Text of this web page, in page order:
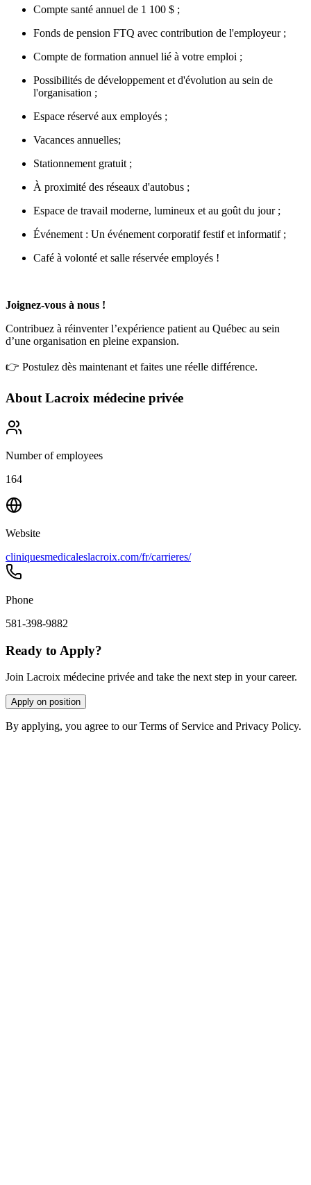
Compte santé annuel de 1 100 $ ;
Fonds de pension FTQ avec contribution de l'employeur ;
Compte de formation annuel lié à votre emploi ;
Possibilités de développement et d'évolution au sein de
l'organisation ;
Espace réservé aux employés ;
Vacances annuelles;
Stationnement gratuit ;
À proximité des réseaux d'autobus ;
Espace de travail moderne, lumineux et au goût du jour ;
Événement : Un événement corporatif festif et informatif ;
Café à volonté et salle réservée employés !
Joignez-vous à nous !
Contribuez à réinventer l’expérience patient au Québec au sein
d’une organisation en pleine expansion.
👉 Postulez dès maintenant et faites une réelle différence.
About Lacroix médecine privée
Number of employees
164
Website
cliniquesmedicaleslacroix.com/fr/carrieres/
Phone
581-398-9882
Ready to Apply?
Join Lacroix médecine privée and take the next step in your career.
Apply on position
By applying, you agree to our Terms of Service and Privacy Policy.